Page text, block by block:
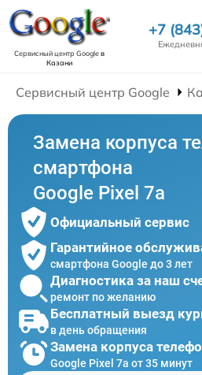
Сервисный центр Googleв
Казани
+7
Сервисный центр Google
Замена корпуса
смартфона
Google Pixel 7a
Официальный сервис
Гарантийное
смартфона Google до 3 лет
Диагностика за наш
ремонт по желанию
Бесплатный выезд
в день обращения
Замена корпуса
Google Pixel 7a от 35 минут